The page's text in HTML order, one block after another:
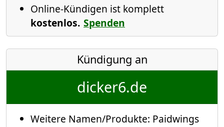
Online-Kündigen ist komplett
kostenlos. Spenden
Kündigung an
dicker6.de
Weitere Namen/Produkte: Paidwings